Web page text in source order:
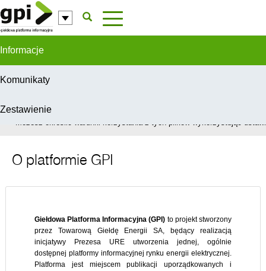
Przejdź do komentarzy
Informacje
Komunikaty
Zestawienie
W celu świadczenia usług na najwyższym poziomie, serwis GPI
Możesz określić warunki korzystania z tych plików wykorzystując
O platformie GPI
Giełdowa Platforma Informacyjna (GPI) to projekt stworzony
przez Towarową Giełdę Energii SA, będący realizacją
inicjatywy Prezesa URE utworzenia jednej, ogólnie
dostępnej platformy informacyjnej rynku energii elektrycznej.
Platforma jest miejscem publikacji uporządkowanych i